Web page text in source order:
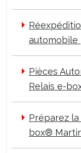
automobile
Pièces
Relais e-
Préparez
box®